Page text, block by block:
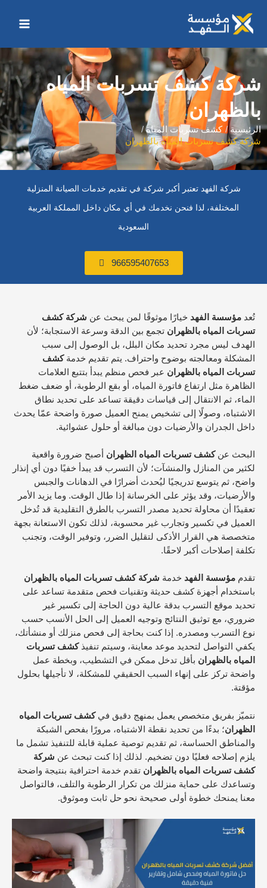
المحتوى
شركة كشف تسربات المياه
بالظهران
الرئيسية
كشف تسربات المياة
شركة كشف تسربات المياه بالظهران
شركة الفهد تعتبر أكبر شركة في تقديم خدمات الصيانة المنزلية
المختلفة، لذا فنحن نخدمك في أي مكان داخل المملكة العربية
السعودية
966595407653
تُعد مؤسسة الفهد خيارًا موثوقًا لمن يبحث عن شركة كشف
تسربات المياه بالظهران تجمع بين الدقة وسرعة الاستجابة؛ لأن
الهدف ليس مجرد تحديد مكان البلل، بل الوصول إلى سبب
المشكلة ومعالجته بوضوح واحتراف. يتم تقديم خدمةكشف
تسربات المياه بالظهران عبر فحص منظم يبدأ بتتبع العلامات
الظاهرة مثل ارتفاع فاتورة المياه، أو بقع الرطوبة، أو ضعف ضغط
الماء، ثم الانتقال إلى قياسات دقيقة تساعد على تحديد نطاق
الاشتباه، وصولًا إلى تشخيص يمنح العميل صورة واضحة عمّا يحدث
داخل الجدران والأرضيات دون مبالغة أو حلول عشوائية.
البحث عنكشف تسربات المياه الظهران أصبح ضرورة واقعية
لكثير من المنازل والمنشآت؛ لأن التسرب قد يبدأ خفيًا دون أي إنذار
واضح، ثم يتوسع تدريجيًا ليُحدث أضرارًا في الدهانات والجبس
والأرضيات، وقد يؤثر على الخرسانة إذا طال الوقت. وما يزيد الأمر
تعقيدًا أن محاولة تحديد مصدر التسرب بالطرق التقليدية قد تُدخل
العميل في تكسير وتجارب غير محسوبة، لذلك تكون الاستعانة بجهة
متخصصة هي القرار الأذكى لتقليل الضرر، وتوفير الوقت، وتجنب
تكلفة إصلاحات أكبر لاحقًا.
تقدم مؤسسة الفهد خدمة شركة كشف تسربات المياه بالظهران
باستخدام أجهزة كشف حديثة وتقنيات فحص متقدمة تساعد على
تحديد موقع التسرب بدقة عالية دون الحاجة إلى تكسير غير
ضروري، مع توثيق النتائج وتوجيه العميل إلى الحل الأنسب حسب
نوع التسرب ومصدره. إذا كنت بحاجة إلى فحص منزلك أو منشأتك،
يكفي التواصل لتحديد موعد معاينة، وسيتم تنفيذكشف تسربات
المياه بالظهران بأقل تدخل ممكن في التشطيب، وبخطة عمل
واضحة تركز على إنهاء السبب الحقيقي للمشكلة، لا تأجيلها بحلول
مؤقتة.
نتميّز بفريق متخصص يعمل بمنهج دقيق فيكشف تسربات المياه
الظهران؛ بدءًا من تحديد نقطة الاشتباه، مرورًا بفحص الشبكة
والمناطق الحساسة، ثم تقديم توصية عملية قابلة للتنفيذ تشمل ما
يلزم إصلاحه فعليًا دون تضخيم. لذلك إذا كنت تبحث عن شركة
كشف تسربات المياه بالظهران تقدم خدمة احترافية بنتيجة واضحة
وتساعدك على حماية منزلك من تكرار الرطوبة والتلف، فالتواصل
معنا يمنحك خطوة أولى صحيحة نحو حل ثابت وموثوق.